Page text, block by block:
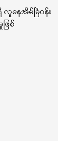
နေအိမ်ခြံဝန်း
ြစ်